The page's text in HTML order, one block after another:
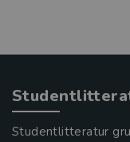
Studentlitteratur